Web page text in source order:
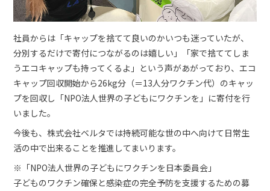
社員からは「キャップを捨てて良いのかいつも迷っていたが、
分別するだけで寄付につながるのは嬉しい」「家で捨ててしま
うエコキャップも持ってくるよ」という声があがっており、エコ
キャップ回収開始から26kg分（＝13人分ワクチン代）のキャッ
プを回収し「NPO法人世界の子どもにワクチンを」に寄付を行
いました。
今後も、株式会社ベルタでは持続可能な世の中へ向けて日常生
活の中で出来ることを推進してまいります。
※「NPO法人世界の子どもにワクチンを日本委員会」
子どものワクチン確保と感染症の完全予防を支援するための募